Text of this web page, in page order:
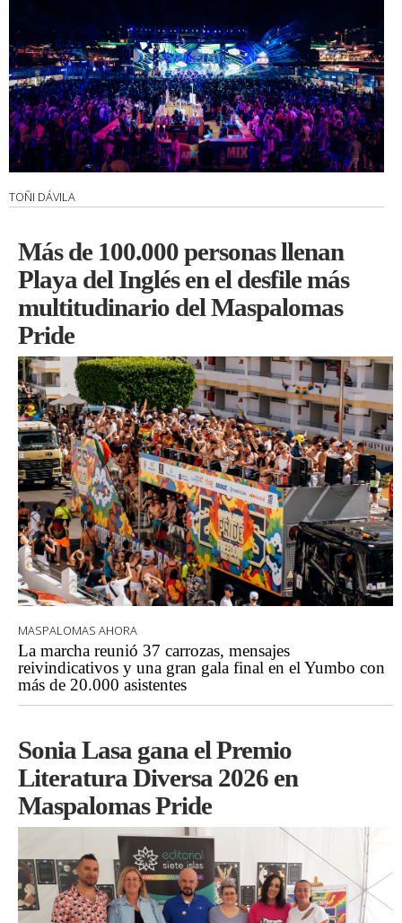
TOÑI DÁVILA
Más de 100.000 personas llenan
Playa del Inglés en el desfile más
multitudinario del Maspalomas
Pride
MASPALOMAS AHORA
La marcha reunió 37 carrozas, mensajes
reivindicativos y una gran gala final en el Yumbo con
más de 20.000 asistentes
Sonia Lasa gana el Premio
Literatura Diversa 2026 en
Maspalomas Pride